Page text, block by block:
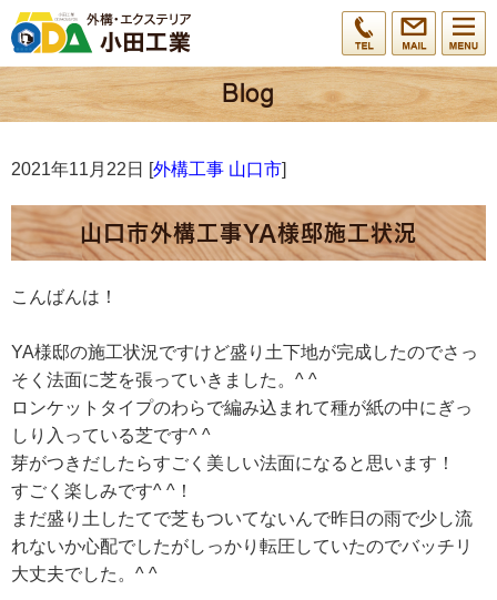
2021年11月22日 [外構工事 山口市]
山口市外構工事YA様邸施工状況
こんばんは！
YA様邸の施工状況ですけど盛り土下地が完成したのでさっ
そく法面に芝を張っていきました。^ ^
ロンケットタイプのわらで編み込まれて種が紙の中にぎっ
しり入っている芝です^ ^
芽がつきだしたらすごく美しい法面になると思います！
すごく楽しみです^ ^！
まだ盛り土したてで芝もついてないんで昨日の雨で少し流
れないか心配でしたがしっかり転圧していたのでバッチリ
大丈夫でした。^ ^